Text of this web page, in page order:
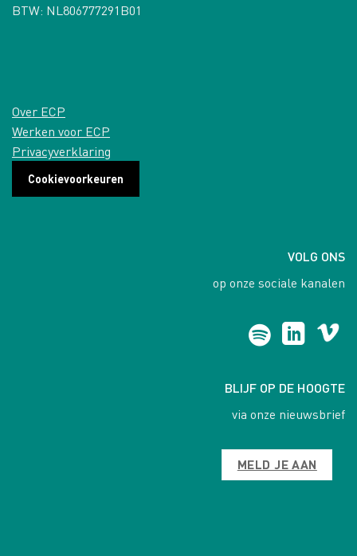
BTW: NL806777291B01
Over ECP
Werken voor ECP
Privacyverklaring
Cookievoorkeuren
VOLG ONS
op onze sociale kanalen
BLIJF OP DE HOOGTE
via onze nieuwsbrief
MELD JE AAN